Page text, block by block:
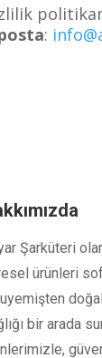
:
Şarküteri
ürünleri
bir arada